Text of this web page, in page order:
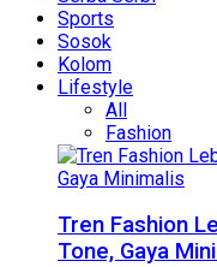
Sports
Sosok
Kolom
Lifestyle
All
Fashion
Tren Fashion
Tone, Gaya